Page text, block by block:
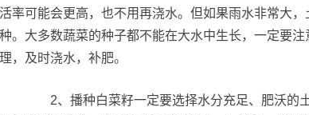
活率可能会更高，也不用再浇水。但如果雨水非常大
种。大多数蔬菜的种子都不能在大水中生长，一定要
理，及时浇水，补肥。
2、播种白菜籽一定要选择水分充足、肥沃的